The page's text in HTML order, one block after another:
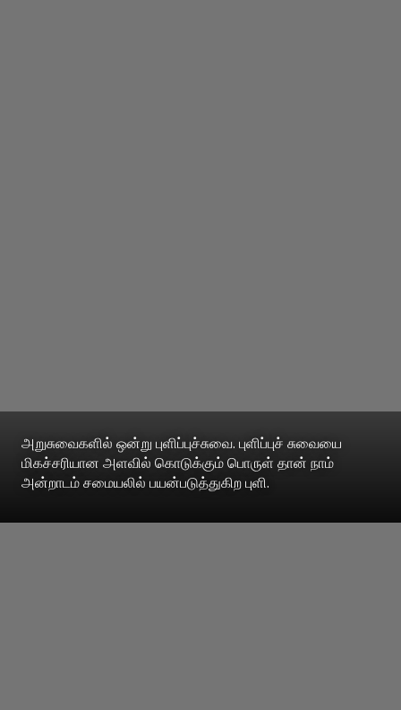
அறுசுவைகளில் ஒன்று புளிப்புச்சுவை. புளிப்புச் சுவையை
மிகச்சரியான அளவில் கொடுக்கும் பொருள் தான் நாம்
அன்றாடம் சமையலில் பயன்படுத்துகிற புளி.